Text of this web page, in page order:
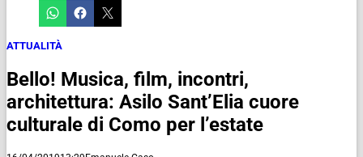
ATTUALITÀ
Bello! Musica, film, incontri,
architettura: Asilo Sant’Elia cuore
culturale di Como per l’estate